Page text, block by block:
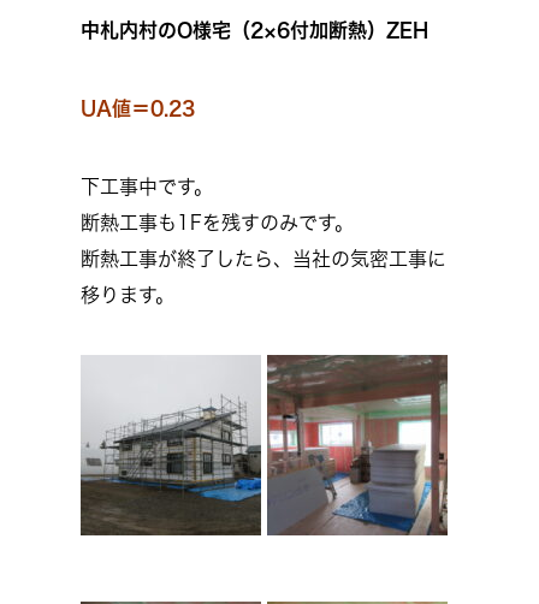
中札内村のO様宅（2×6付加断熱）ZEH
UA値＝0.23
下工事中です。
断熱工事も1Fを残すのみです。
断熱工事が終了したら、当社の気密工事に
移ります。